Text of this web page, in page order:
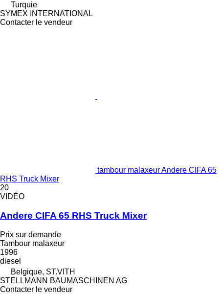
Turquie
SYMEX INTERNATIONAL
Contacter le vendeur
tambour malaxeur Andere CIFA 65
RHS Truck Mixer
20
VIDÉO
Andere CIFA 65 RHS Truck Mixer
Prix sur demande
Tambour malaxeur
1996
diesel
Belgique, ST.VITH
STELLMANN BAUMASCHINEN AG
Contacter le vendeur